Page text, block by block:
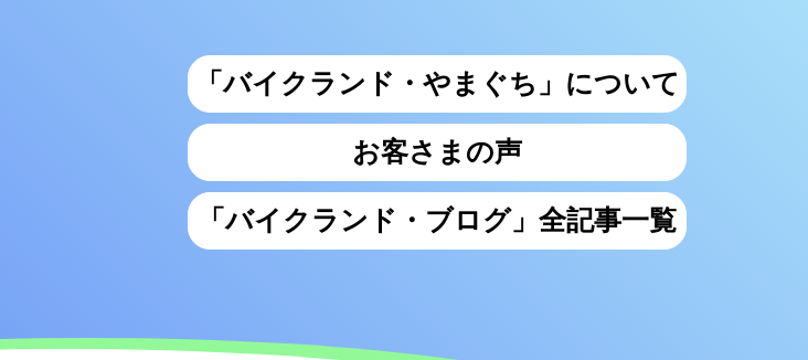
「バイクランド・やまぐち」について
お客さまの声
「バイクランド・ブログ」全記事一覧